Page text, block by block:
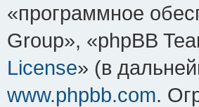
«программное
Group», «phpBB
License» (в
www.phpbb.com.